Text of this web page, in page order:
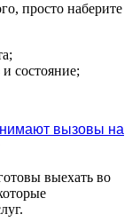
просто наберите
состояние;
вызовы на
выехать во